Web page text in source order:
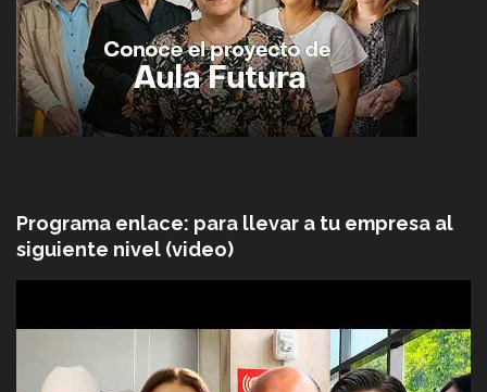
Programa enlace: para llevar a tu empresa al
siguiente nivel (video)